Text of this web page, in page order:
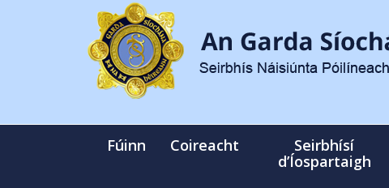
Fúinn Coireacht
Seirbhísí
d’Íospartaigh